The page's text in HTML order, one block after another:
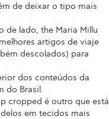
de deixar o tipo mais
de lado, the Maria Millu
artigos de viaje
descolados) para
dos conteúdos da
do Brasil.
cropped é outro que está
em tecidos mais